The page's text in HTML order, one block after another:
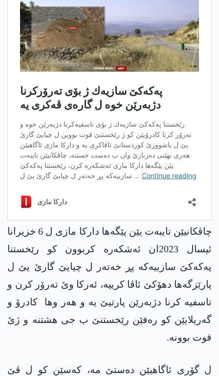
چاڤكانیێن تایبه‌ت یێن پێگه‌ها داركا مازی ل 6 خزیرانا
ئیسال 2023ان ئه‌شكه‌ره‌ كربوون كو رێخستنا
په‌كه‌كێ سازییه‌كه‌ پڕ خه‌ته‌ر ل چیایێ گارێ یێ ل
پارێزگه‌ها دهۆكێ ئاڤا كرییه‌، ئه‌ركا وێ ته‌رۆر كرن و
تاسفیه‌ كرنا دژبه‌رێن پارتیێ یه‌ و هه‌ر وها كادرۆ و
گه‌ریلایێن كو ره‌فێن رێخستنێ ب جی هشتنه‌ و ژێ
قوت بوونه‌.
ل گۆری ئاگاهیێن ده‌ستێ مه‌، كه‌سێن كو ل ڤێ